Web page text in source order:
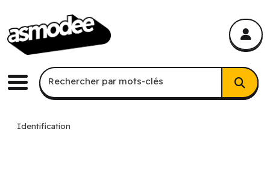
Menu
Recherche par mots-clés
Rechercher par mots-clés
Identification